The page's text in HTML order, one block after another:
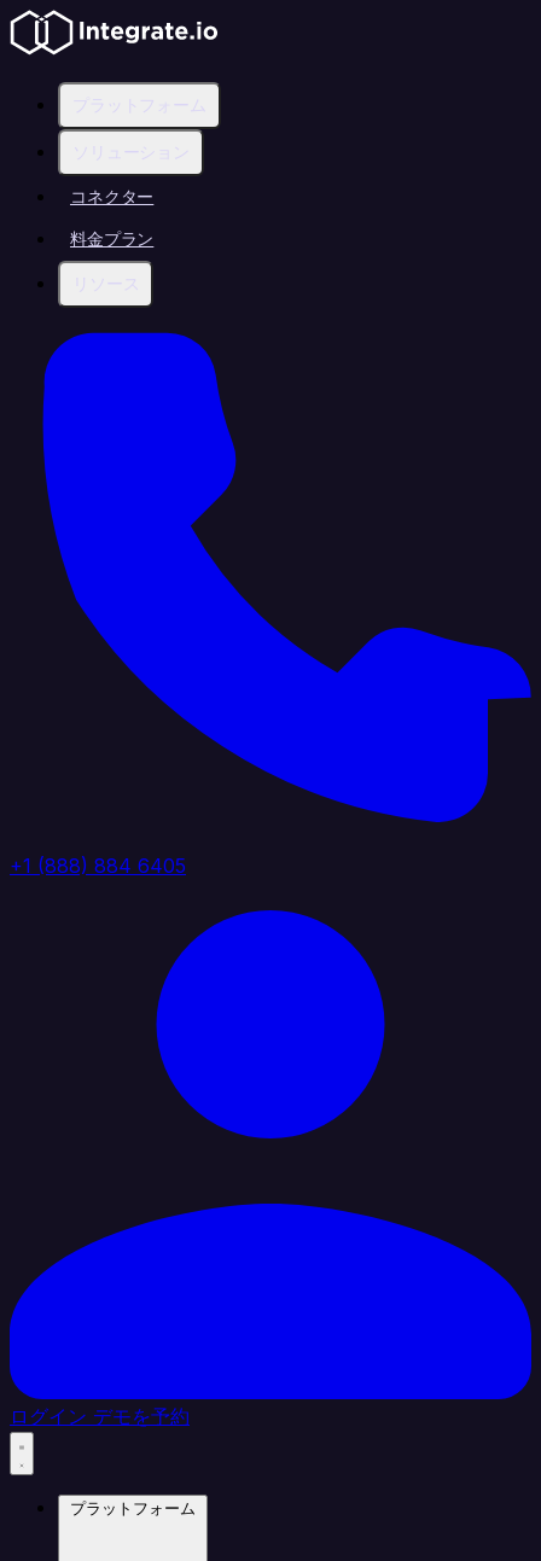
プラットフォーム
ソリューション
コネクター
料金プラン
リソース
+1 (888) 884 6405
ログイン デモを予約